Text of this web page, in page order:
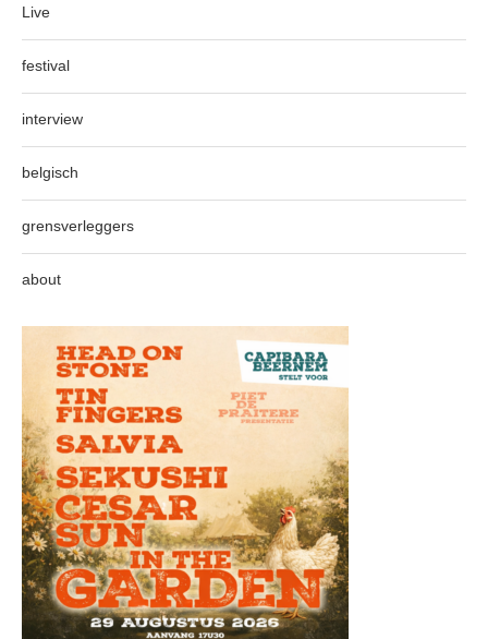
Live
festival
interview
belgisch
grensverleggers
about